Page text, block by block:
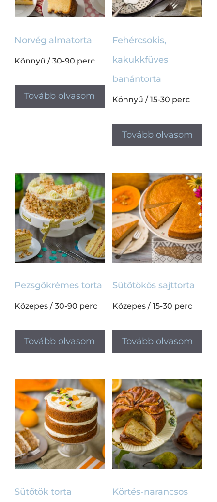
Norvég almatorta
Könnyű / 30-90 perc
Tovább olvasom
Fehércsokis,
kakukkfüves
banántorta
Könnyű / 15-30 perc
Tovább olvasom
Pezsgőkrémes torta
Közepes / 30-90 perc
Tovább olvasom
Sütőtökös sajttorta
Közepes/ 15-30 perc
Tovább olvasom
Sütőtök torta
Körtés-narancsos